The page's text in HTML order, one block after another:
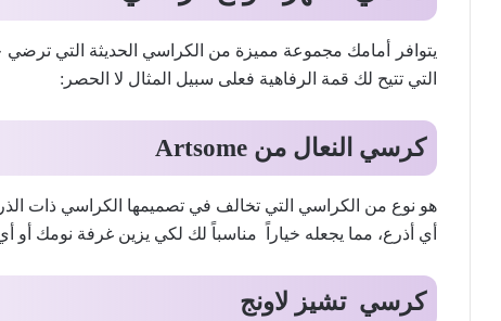
يتوافر أمامك مجموعة مميزة من الكراسي الحديثة التي ترضي
التي تتيح لك قمة الرفاهية فعلى سبيل المثال لا الحصر:
كرسي النعال من Artsome
هو نوع من الكراسي التي تخالف في تصميمها الكراسي ذات
أي أذرع، مما يجعله خياراً مناسباً لك لكي يزين غرفة نومك
كرسي تشيز لاونج